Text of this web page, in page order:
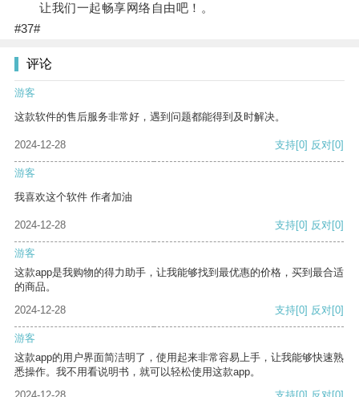
让我们一起畅享网络自由吧！。
#37#
评论
游客
这款软件的售后服务非常好，遇到问题都能得到及时解决。
2024-12-28 支持[0] 反对[0]
游客
我喜欢这个软件 作者加油
2024-12-28 支持[0] 反对[0]
游客
这款app是我购物的得力助手，让我能够找到最优惠的价格，买到最合适
的商品。
2024-12-28
支持[0] 反对[0]
游客
这款app的用户界面简洁明了，使用起来非常容易上手，让我能够快速熟
悉操作。我不用看说明书，就可以轻松使用这款app。